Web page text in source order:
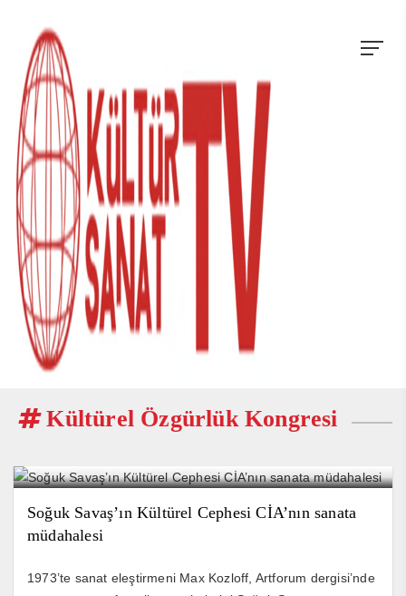
Kültürel Özgürlük Kongresi
Soğuk Savaş’ın Kültürel Cephesi CİA’nın sanata
müdahalesi
1973’te sanat eleştirmeni Max Kozloff, Artforum dergisi’nde